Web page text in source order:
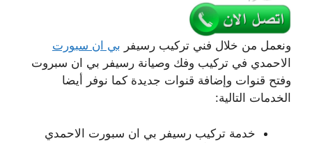
ونعمل من خلال فني تركيب رسيفر بي ان سبورت
الاحمدي في تركيب وفك وصيانة رسيفر بي ان سبروت
وفتح قنوات وإضافة قنوات جديدة كما نوفر أيضا
الخدمات التالية:
خدمة تركيب رسيفر بي ان سبورت الاحمدي